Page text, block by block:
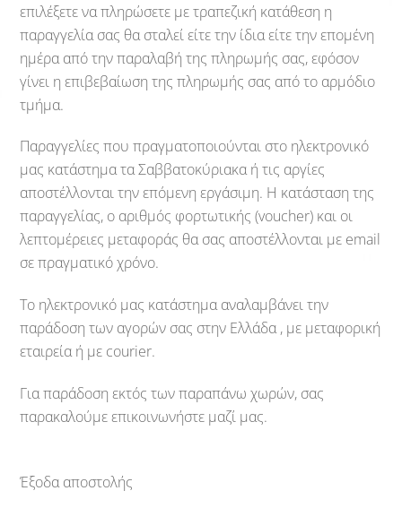
επιλέξετε να πληρώσετε με τραπεζική κατάθεση η
παραγγελία σας θα σταλεί είτε την ίδια είτε την επομένη
ημέρα από την παραλαβή της πληρωμής σας, εφόσον
γίνει η επιβεβαίωση της πληρωμής σας από το αρμόδιο
τμήμα.
Παραγγελίες που πραγματοποιούνται στο ηλεκτρονικό
μας κατάστημα τα Σαββατοκύριακα ή τις αργίες
αποστέλλονται την επόμενη εργάσιμη. Η κατάσταση της
παραγγελίας, ο αριθμός φορτωτικής (voucher) και οι
λεπτομέρειες μεταφοράς θα σας αποστέλλονται με email
σε πραγματικό χρόνο.
Το ηλεκτρονικό μας κατάστημα αναλαμβάνει την
παράδοση των αγορών σας στην Ελλάδα , με μεταφορική
εταιρεία ή με courier.
Για παράδοση εκτός των παραπάνω χωρών, σας
παρακαλούμε επικοινωνήστε μαζί μας.
Έξοδα αποστολής